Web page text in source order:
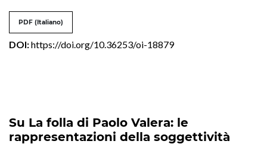
PDF (Italiano)
DOI:https://doi.org/10.36253/oi-18879
Su La folla di Paolo Valera: le
rappresentazioni della soggettività